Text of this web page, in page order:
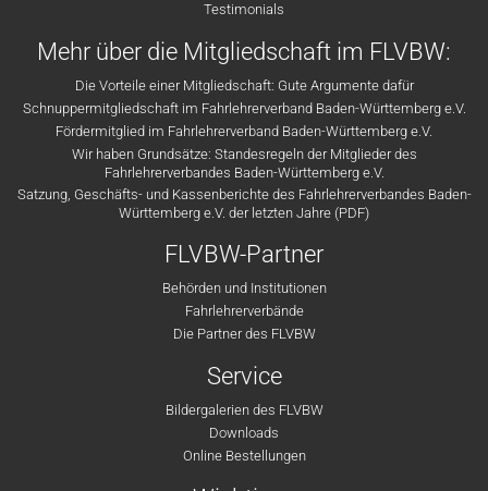
Testimonials
Mehr über die Mitgliedschaft im FLVBW:
Die Vorteile einer Mitgliedschaft: Gute Argumente dafür
Schnuppermitgliedschaft im Fahrlehrerverband Baden-Württemberg e.V.
Fördermitglied im Fahrlehrerverband Baden-Württemberg e.V.
Wir haben Grundsätze: Standesregeln der Mitglieder des
Fahrlehrerverbandes Baden-Württemberg e.V.
Satzung, Geschäfts- und Kassenberichte des Fahrlehrerverbandes Baden-
Württemberg e.V. der letzten Jahre (PDF)
FLVBW-Partner
Behörden und Institutionen
Fahrlehrerverbände
Die Partner des FLVBW
Service
Bildergalerien des FLVBW
Downloads
Online Bestellungen